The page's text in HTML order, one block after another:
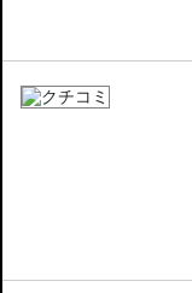
紫外線からの保護-
【こんな方へおすすめ】
明るい肌を求める方
日常生活で紫外線対
JAN/UPC：
お悩み・効果